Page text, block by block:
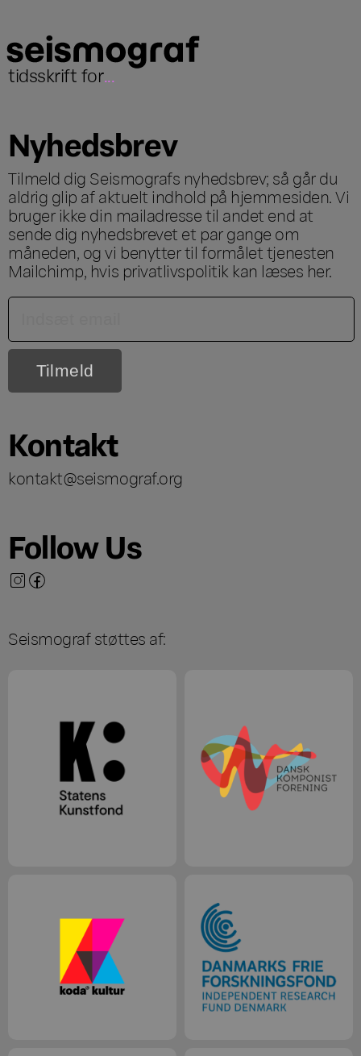
tidsskrift for...
Nyhedsbrev
Tilmeld dig Seismografs nyhedsbrev; så går du
aldrig glip af aktuelt indhold på hjemmesiden. Vi
bruger ikke din mailadresse til andet end at
sende dig nyhedsbrevet et par gange om
måneden, og vi benytter til formålet tjenesten
Mailchimp, hvis privatlivspolitik kan læses her.
Kontakt
kontakt@seismograf.org
Follow Us
Seismograf støttes af: